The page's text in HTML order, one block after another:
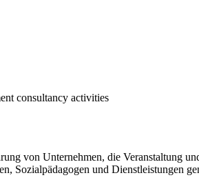
consultancy activities
von Unternehmen, die Veranstaltung
Sozialpädagogen und Dienstleistungen